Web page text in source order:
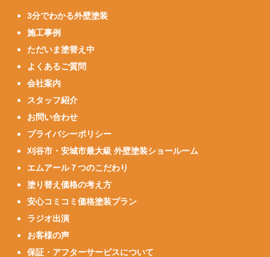
3分でわかる外壁塗装
施工事例
ただいま塗替え中
よくあるご質問
会社案内
スタッフ紹介
お問い合わせ
プライバシーポリシー
刈谷市・安城市最大級 外壁塗装ショールーム
エムアール７つのこだわり
塗り替え価格の考え方
安心コミコミ価格塗装プラン
ラジオ出演
お客様の声
保証・アフターサービスについて